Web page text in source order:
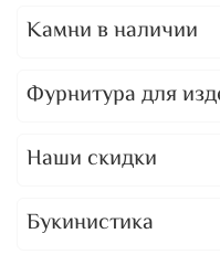
Камни в наличии
Фурнитура для
Наши скидки
Букинистика